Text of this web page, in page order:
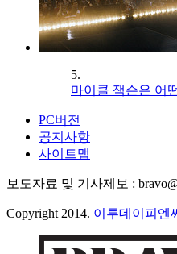
5.
마이클 잭슨은 어
PC버전
공지사항
사이트맵
보도자료 및 기사제보 :
Copyright 2014. 이투데이피엔